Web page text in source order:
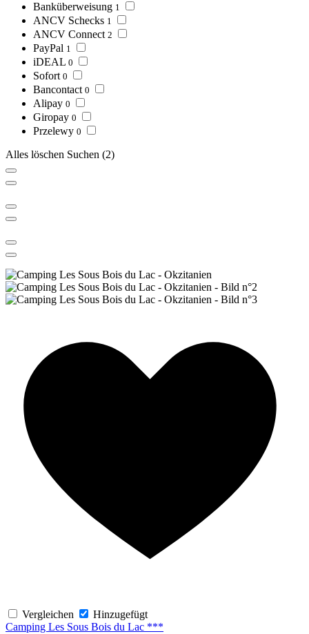
Banküberweisung 1
ANCV Schecks 1
ANCV Connect 2
PayPal 1
iDEAL 0
Sofort 0
Bancontact 0
Alipay 0
Giropay 0
Przelewy 0
Alles löschen Suchen (2)
Vergleichen
Hinzugefügt
Camping Les Sous Bois du Lac ***